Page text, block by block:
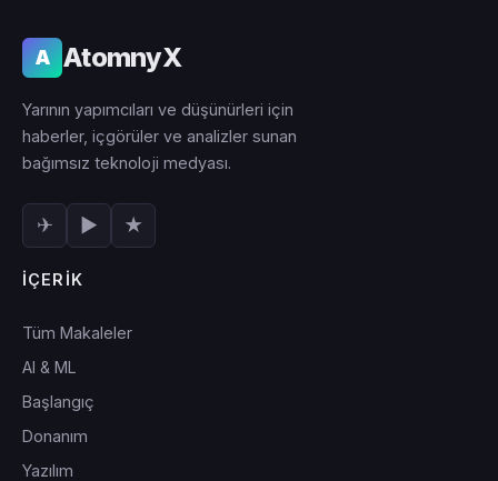
A AtomnyX
Yarının yapımcıları ve düşünürleri için
haberler, içgörüler ve analizler sunan
bağımsız teknoloji medyası.
✈ ▶ ★
İÇERIK
Tüm Makaleler
AI & ML
Başlangıç
Donanım
Yazılım